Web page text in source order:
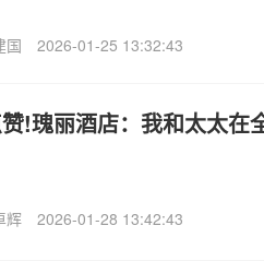
国 2026-01-25 13:32:43
!瑰丽酒店：我和太太在
辉 2026-01-28 13:42:43